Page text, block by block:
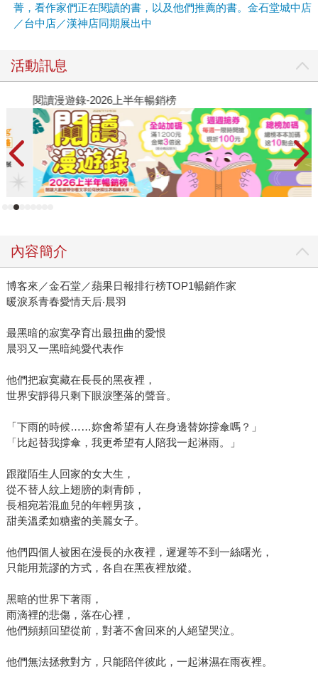
欺欺人， 讓自己好過一點，並不是種罪惡。 我可能會喜歡上
這個男人，我有強烈的預感，儘管他心中有個念念不忘的女
不是說了嗎？如果可以讓自己好過一點，我可以自欺欺
人……
菁，看作家們正在閱讀的書，以及他們推薦的書。金石堂城中店
／台中店／漢神店同期展出中
活動訊息
閱讀漫遊錄-2026上半年暢銷榜
內容簡介
博客來／金石堂／蘋果日報排行榜TOP1暢銷作家
暖淚系青春愛情天后‧晨羽
最黑暗的寂寞孕育出最扭曲的愛恨
晨羽又一黑暗純愛代表作
他們把寂寞藏在長長的黑夜裡，
世界安靜得只剩下眼淚墜落的聲音。
「下雨的時候……妳會希望有人在身邊替妳撐傘嗎？」
「比起替我撐傘，我更希望有人陪我一起淋雨。」
跟蹤陌生人回家的女大生，
從不替人紋上翅膀的刺青師，
長相宛若混血兒的年輕男孩，
甜美溫柔如糖蜜的美麗女子。
他們四個人被困在漫長的永夜裡，遲遲等不到一絲曙光，
只能用荒謬的方式，各自在黑夜裡放縱。
黑暗的世界下著雨，
雨滴裡的悲傷，落在心裡，
他們頻頻回望從前，對著不會回來的人絕望哭泣。
他們無法拯救對方，只能陪伴彼此，一起淋濕在雨夜裡。